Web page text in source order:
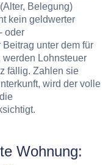
Belegung)
kein geldwerter
oder
unter dem für
Lohnsteuer
fällig. Zahlen sie
wird der volle
Wohnung: